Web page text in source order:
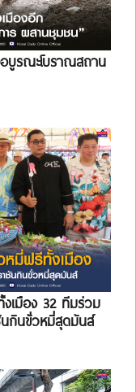
บูรณะโบราณสถาน
เมือง 32 ทีมร่วม
นกินขั่วหมี่สุดมันส์